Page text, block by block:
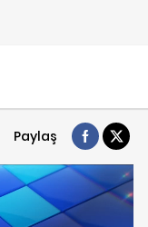
Paylaş